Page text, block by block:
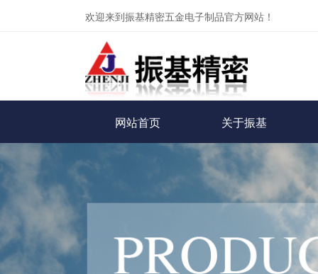
网站首页 关于振基
欢迎来到振基精密五金电子制品官方网站！